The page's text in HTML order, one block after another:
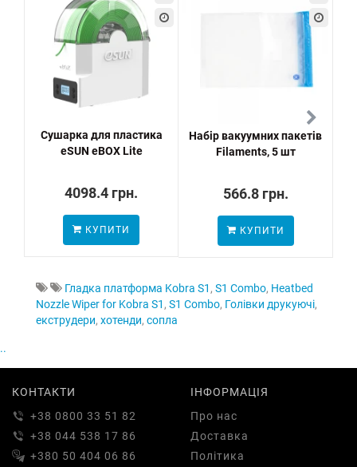
Сушарка для пластика
eSUN eBOX Lite
4098.4 грн.
КУПИТИ
Набір вакуумних пакетів
Filaments, 5 шт
566.8 грн.
КУПИТИ
Гладка платформа Kobra S1 , S1 Combo, Heatbed
Nozzle Wiper for Kobra S1 , S1 Combo, Голівки друкуючі,
екструдери, хотенди, сопла
..
КОНТАКТИ
+38 0800 33 51 82
+38 044 538 17 86
+380 50 404 06 86
ІНФОРМАЦІЯ
Про нас
Доставка
Політика